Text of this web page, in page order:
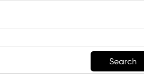
Search